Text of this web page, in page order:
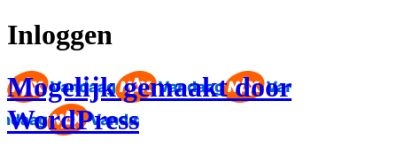
Inloggen
Mogelijk gemaakt door
WordPress